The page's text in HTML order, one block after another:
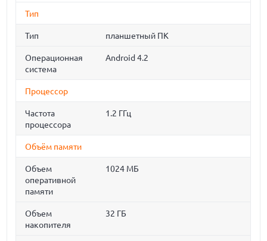
Тип
Тип планшетный ПК
Операционная
система
Android 4.2
Процессор
Частота
процессора
1.2 ГГц
Объём памяти
Объем
оперативной
памяти
1024 МБ
Объем
накопителя
32 ГБ